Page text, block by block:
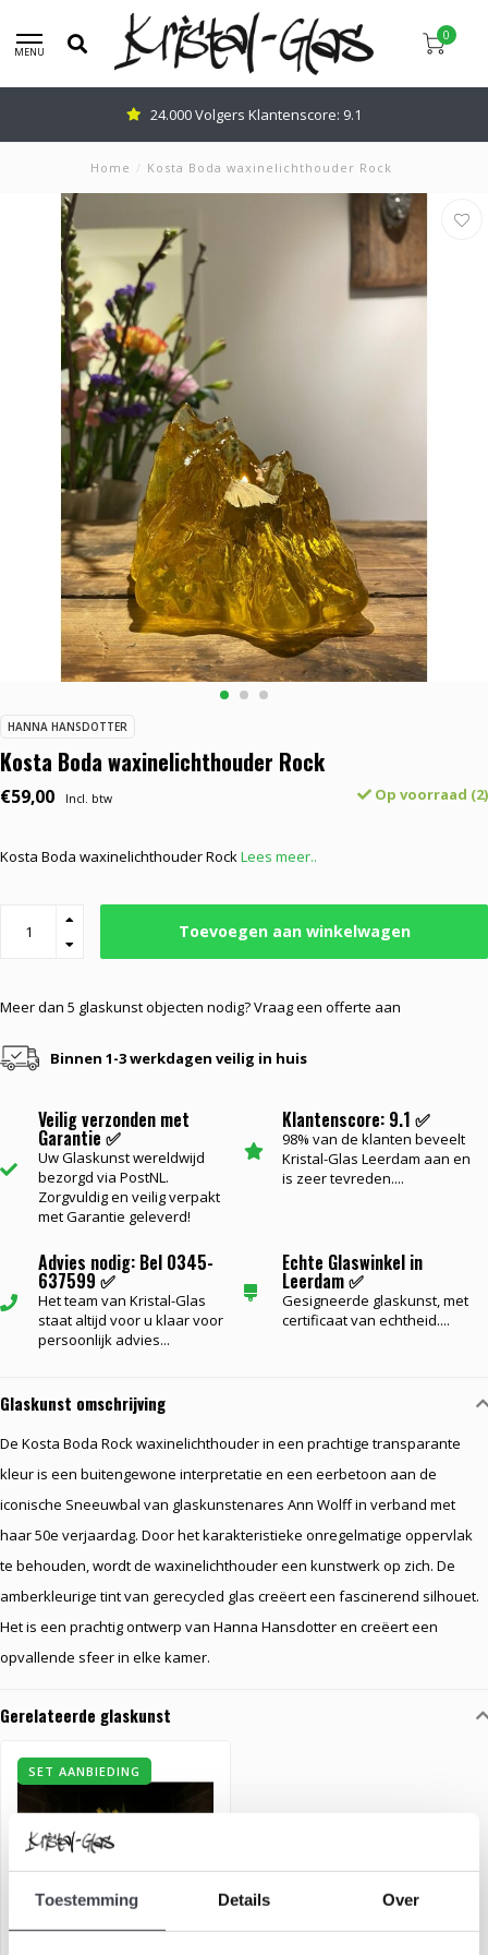
Toestemming Details Over
MENU
0
24.000 Volgers Klantenscore: 9.1
Home / Kosta Boda waxinelichthouder Rock
HANNA HANSDOTTER
Kosta Boda waxinelichthouder Rock
€59,00 Incl. btw Op voorraad (2)
Kosta Boda waxinelichthouder RockLees meer..
Toevoegen aan winkelwagen
Meer dan 5 glaskunst objecten nodig? Vraag een offerte aan
Binnen 1-3 werkdagen veilig in huis
Veilig verzonden met
Garantie ✅
Uw Glaskunst wereldwijd
bezorgd via PostNL.
Zorgvuldig en veilig verpakt
met Garantie geleverd!
Klantenscore: 9.1 ✅
98% van de klanten beveelt
Kristal-Glas Leerdam aan en
is zeer tevreden....
Advies nodig: Bel 0345-
637599 ✅
Het team van Kristal-Glas
staat altijd voor u klaar voor
persoonlijk advies...
Echte Glaswinkel in
Leerdam ✅
Gesigneerde glaskunst, met
certificaat van echtheid....
Glaskunst omschrijving
De Kosta Boda Rock waxinelichthouder in een prachtige transparante
kleur is een buitengewone interpretatie en een eerbetoon aan de
iconische Sneeuwbal van glaskunstenares Ann Wolff in verband met
haar 50e verjaardag. Door het karakteristieke onregelmatige oppervlak
te behouden, wordt de waxinelichthouder een kunstwerk op zich. De
amberkleurige tint van gerecycled glas creëert een fascinerend silhouet.
Het is een prachtig ontwerp van Hanna Hansdotter en creëert een
opvallende sfeer in elke kamer.
Gerelateerde glaskunst
SET AANBIEDING